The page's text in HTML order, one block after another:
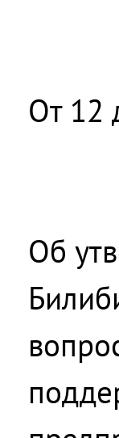
От 12
Об